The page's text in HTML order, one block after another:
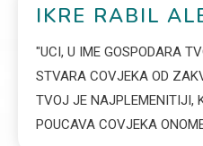
IKRE RABIL
"UCI, U IME GOSPODARA
STVARA COVJEKA OD
TVOJ JE NAJPLEMENITIJI,
POUCAVA COVJEKA